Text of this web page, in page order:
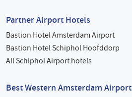
Partner Airport Hotels
Bastion Hotel Amsterdam Airport
Bastion Hotel Schiphol Hoofddorp
All Schiphol Airport hotels
Best Western Amsterdam Airport